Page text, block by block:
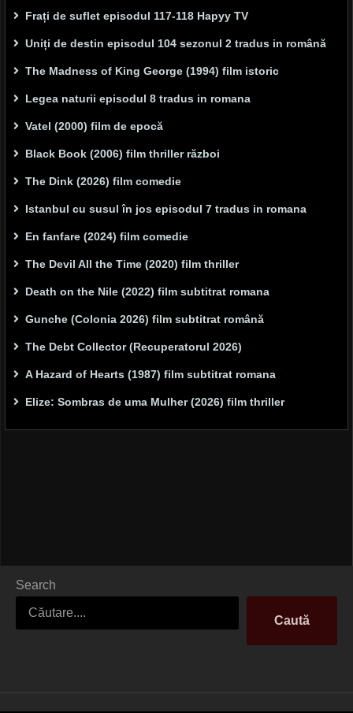
Frați de suflet episodul 117-118 Hapyy TV
Uniți de destin episodul 104 sezonul 2 tradus in română
The Madness of King George (1994) film istoric
Legea naturii episodul 8 tradus in romana
Vatel (2000) film de epocă
Black Book (2006) film thriller război
The Dink (2026) film comedie
Istanbul cu susul în jos episodul 7 tradus in romana
En fanfare (2024) film comedie
The Devil All the Time (2020) film thriller
Death on the Nile (2022) film subtitrat romana
Gunche (Colonia 2026) film subtitrat română
The Debt Collector (Recuperatorul 2026)
A Hazard of Hearts (1987) film subtitrat romana
Elize: Sombras de uma Mulher (2026) film thriller
Search
Caută